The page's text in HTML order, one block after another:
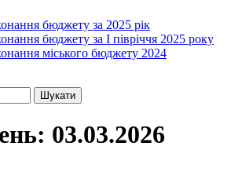
бюджету за 2025 рік
бюджету за І півріччя 2025 року
міського бюджету 2024
03.03.2026